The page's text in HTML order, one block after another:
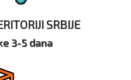
SRBIJE
3-5 dana